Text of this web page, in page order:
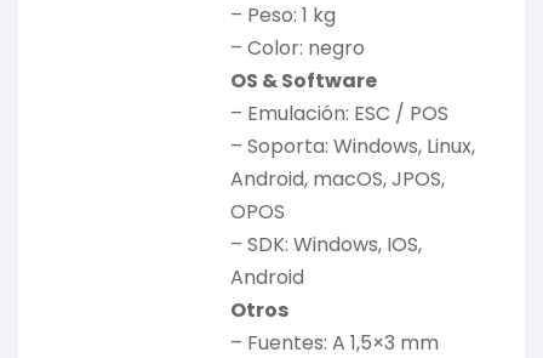
– Peso: 1 kg
– Color: negro
OS & Software
– Emulación: ESC / POS
– Soporta: Windows, Linux,
Android, macOS, JPOS,
OPOS
– SDK: Windows, IOS,
Android
Otros
– Fuentes: A 1,5×3 mm